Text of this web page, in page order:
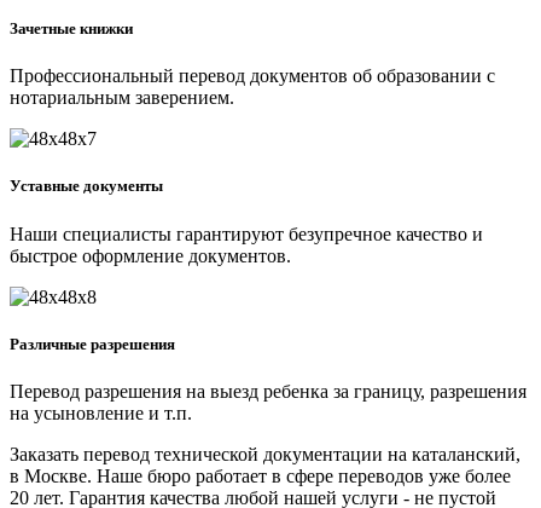
Зачетные книжки
Профессиональный перевод документов об образовании с
нотариальным заверением.
Уставные документы
Наши специалисты гарантируют безупречное качество и
быстрое оформление документов.
Различные разрешения
Перевод разрешения на выезд ребенка за границу, разрешения
на усыновление и т.п.
Заказать перевод технической документации на каталанский,
в Москве. Наше бюро работает в сфере переводов уже более
20 лет. Гарантия качества любой нашей услуги - не пустой